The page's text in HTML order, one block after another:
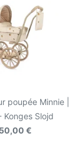
poupée Minnie |
Konges Slojd
€